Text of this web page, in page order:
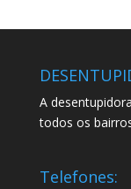
A
todos os
Telefones: